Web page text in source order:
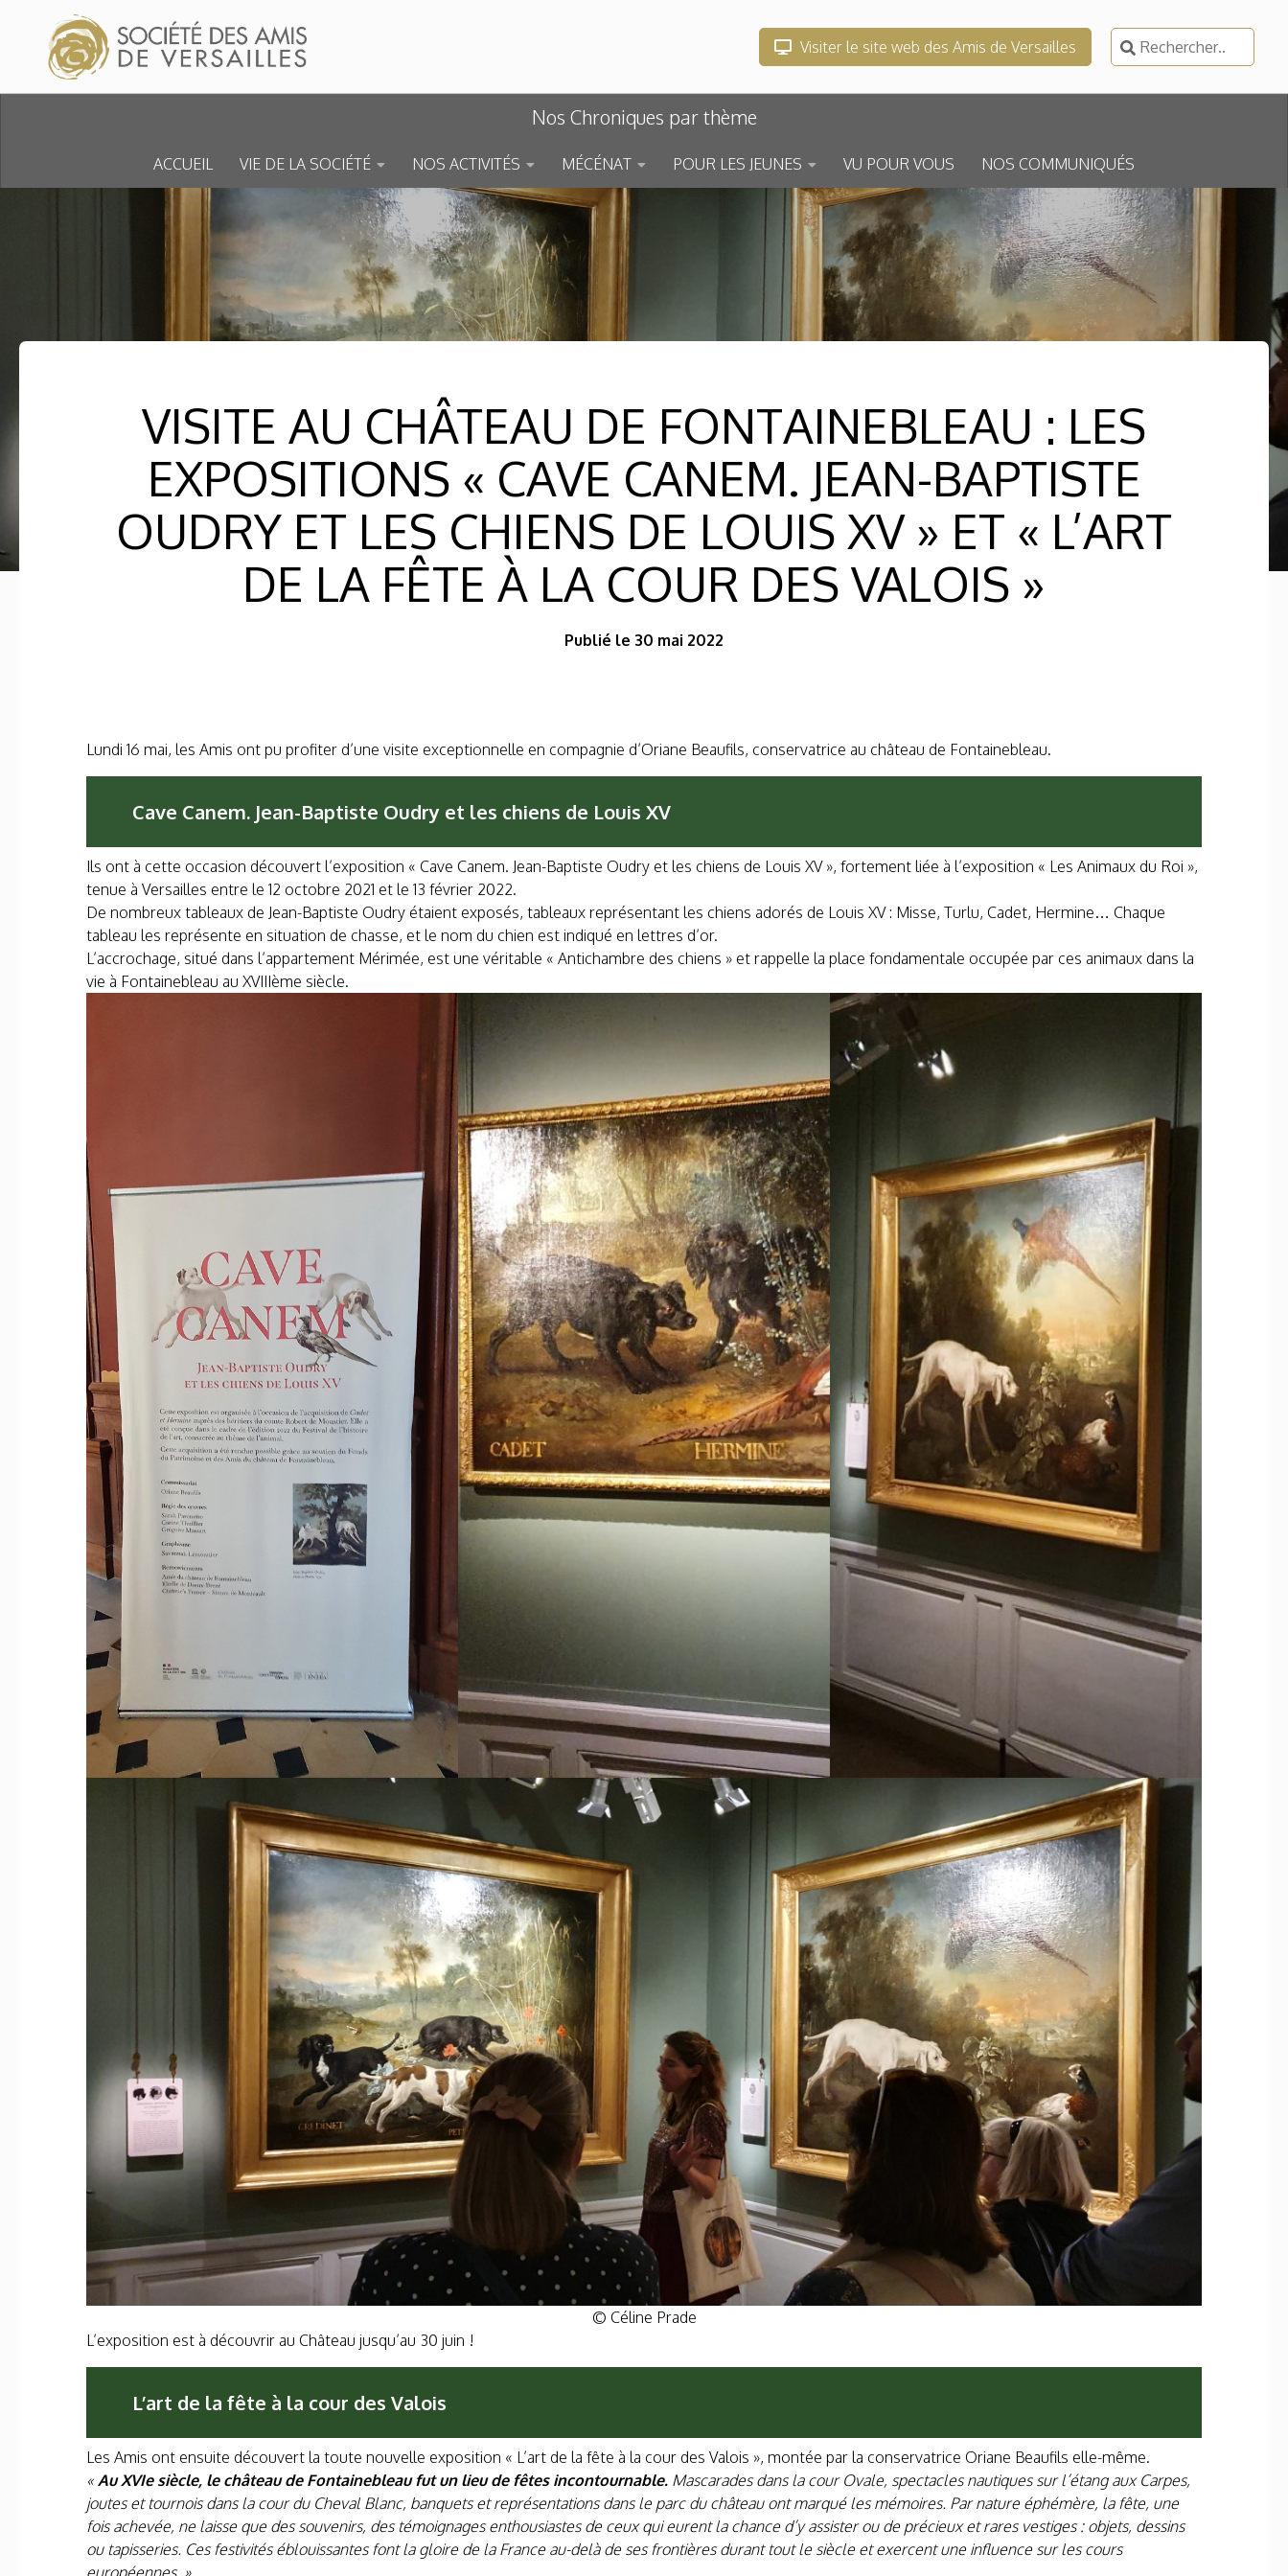
Skip to content
Visiter le site web des Amis de Versailles
Rechercher :
Nos Chroniques par thème
ACCUEIL VIE DE LA SOCIÉTÉ NOS ACTIVITÉS MÉCÉNAT POUR LES JEUNES VU POUR VOUS NOS COMMUNIQUÉS
VISITE AU CHÂTEAU DE FONTAINEBLEAU : LES
EXPOSITIONS « CAVE CANEM. JEAN-BAPTISTE
OUDRY ET LES CHIENS DE LOUIS XV » ET « L’ART
DE LA FÊTE À LA COUR DES VALOIS »
Publié le 30 mai 2022
Lundi 16 mai, les Amis ont pu profiter d’une visite exceptionnelle en compagnie d’Oriane Beaufils, conservatrice au château de Fontainebleau.
Cave Canem. Jean-Baptiste Oudry et les chiens de Louis XV
Ils ont à cette occasion découvert l’exposition « Cave Canem. Jean-Baptiste Oudry et les chiens de Louis XV », fortement liée à l’exposition « Les Animaux du Roi »,
tenue à Versailles entre le 12 octobre 2021 et le 13 février 2022.
De nombreux tableaux de Jean-Baptiste Oudry étaient exposés, tableaux représentant les chiens adorés de Louis XV : Misse, Turlu, Cadet, Hermine… Chaque
tableau les représente en situation de chasse, et le nom du chien est indiqué en lettres d’or.
L’accrochage, situé dans l’appartement Mérimée, est une véritable « Antichambre des chiens » et rappelle la place fondamentale occupée par ces animaux dans la
vie à Fontainebleau au XVIIIème siècle.
© Céline Prade
L’exposition est à découvrir au Château jusqu’au 30 juin !
L’art de la fête à la cour des Valois
Les Amis ont ensuite découvert la toute nouvelle exposition « L’art de la fête à la cour des Valois », montée par la conservatrice Oriane Beaufils elle-même.
«Au XVIe siècle, le château de Fontainebleau fut un lieu de fêtes incontournable. Mascarades dans la cour Ovale, spectacles nautiques sur l’étang aux Carpes,
joutes et tournois dans la cour du Cheval Blanc, banquets et représentations dans le parc du château ont marqué les mémoires. Par nature éphémère, la fête, une
fois achevée, ne laisse que des souvenirs, des témoignages enthousiastes de ceux qui eurent la chance d’y assister ou de précieux et rares vestiges : objets, dessins
ou tapisseries. Ces festivités éblouissantes font la gloire de la France au-delà de ses frontières durant tout le siècle et exercent une influence sur les cours
européennes. »